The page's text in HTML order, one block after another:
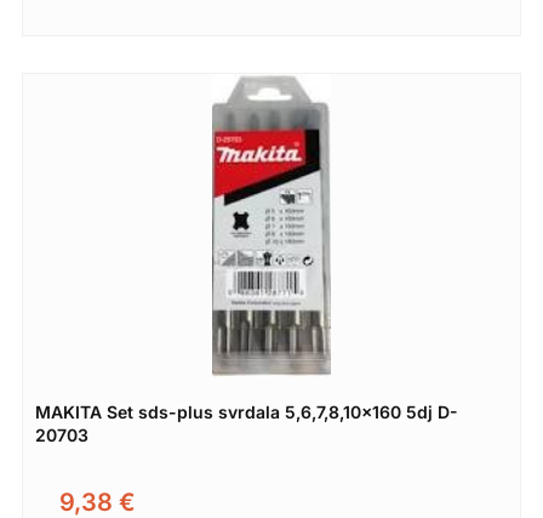
MAKITA Set sds-plus svrdala 5,6,7,8,10×160 5dj D-
20703
9,38 €